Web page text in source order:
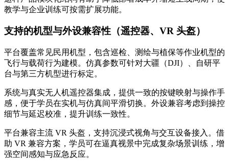
教学与企业训练可按需扩展功能。
支持的机型与外设兼容性（遥控器、VR 头盔）
平台覆盖常见民用机型，包含巡检、测绘与植保等作业机型的
飞行与载荷行为建模。仿真参数可针对大疆（DJI）、自研平
台与第三方机型进行标定。
系统与真实无人机遥控器集成，提供一致的按键映射与操作手
感，便于学员在实机与仿真间平滑切换。外设兼容考虑到操控
细节与延迟校准，提升训练一致性。
平台兼容主流 VR 头盔，支持沉浸式视角与交互设备接入。借
助 VR 兼容方案，学员可在逼真视景中完成复杂场景训练，增
强空间感知与应急反应。